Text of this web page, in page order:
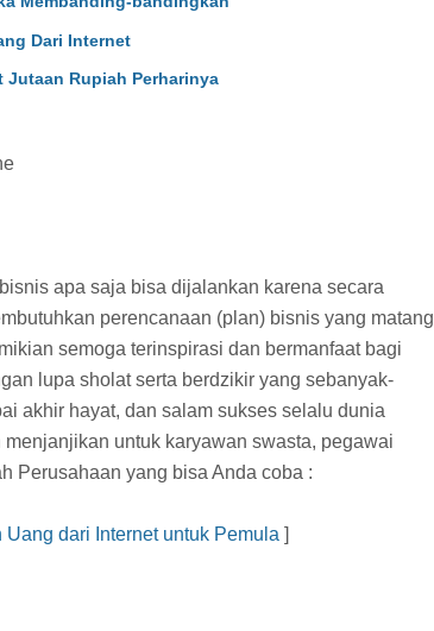
Dari Internet
Jutaan Rupiah Perharinya
apa saja bisa dijalankan karena secara
perencanaan (plan) bisnis yang matang
semoga terinspirasi dan bermanfaat bagi
lupa sholat serta berdzikir yang sebanyak-
akhir hayat, dan salam sukses selalu dunia
untuk karyawan swasta, pegawai
Perusahaan yang bisa Anda coba :
dari Internet untuk Pemula ]